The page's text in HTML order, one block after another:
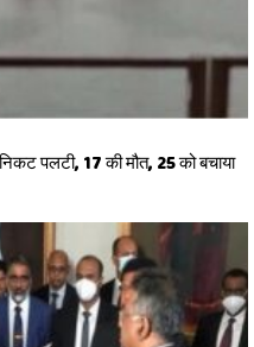
पलटी, 17 की मौत, 25 को बचाया